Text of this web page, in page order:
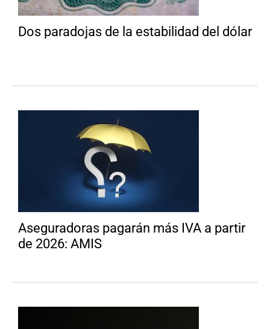
Dos paradojas de la estabilidad del dólar
Aseguradoras pagarán más IVA a partir
de 2026: AMIS